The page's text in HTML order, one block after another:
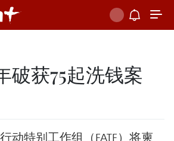
破获75起洗钱案
动特别工作组（FATF）将柬